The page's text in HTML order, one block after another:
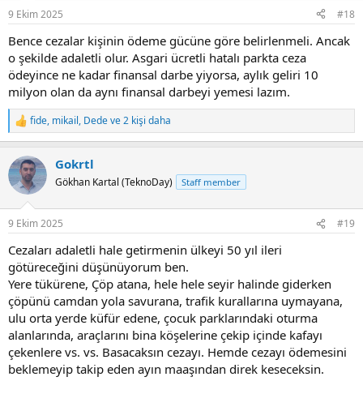
s
9 Ekim 2025 #18
Bence cezalar kişinin ödeme gücüne göre belirlenmeli. Ancak
o şekilde adaletli olur. Asgari ücretli hatalı parkta ceza
ödeyince ne kadar finansal darbe yiyorsa, aylık geliri 10
milyon olan da aynı finansal darbeyi yemesi lazım.
R
e
c
t
i
s
fide, mikail, Dedeve 2 kişi daha
Gokrtl
Gökhan Kartal (TeknoDay) Staff member
9 Ekim 2025 #19
Cezaları adaletli hale getirmenin ülkeyi 50 yıl ileri
götüreceğini düşünüyorum ben.
Yere tükürene, Çöp atana, hele hele seyir halinde giderken
çöpünü camdan yola savurana, trafik kurallarına uymayana,
ulu orta yerde küfür edene, çocuk parklarındaki oturma
alanlarında, araçlarını bina köşelerine çekip içinde kafayı
çekenlere vs. vs. Basacaksın cezayı. Hemde cezayı ödemesini
beklemeyip takip eden ayın maaşından direk keseceksin.